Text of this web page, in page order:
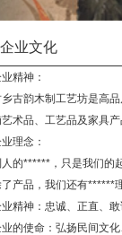
企业文化
精神：
古韵木制工艺坊是高
术品、工艺品及家具
理念：
人的******，只是我们的
了产品，我们还有******
精神：忠诚、正直、
的使命：弘扬民间文